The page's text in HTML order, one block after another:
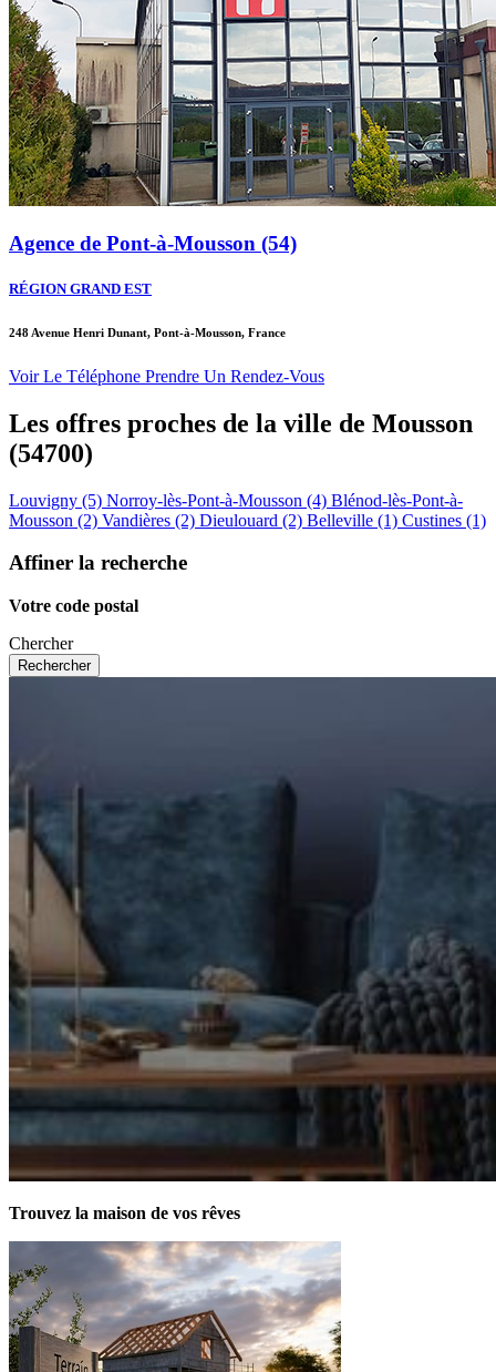
Agence de Pont-à-Mousson (54)
RÉGION GRAND EST
248 Avenue Henri Dunant, Pont-à-Mousson, France
Voir Le Téléphone Prendre Un Rendez-Vous
Les offres proches de la ville de Mousson
(54700)
Louvigny (5) Norroy-lès-Pont-à-Mousson (4) Blénod-lès-Pont-à-
Mousson (2) Vandières (2) Dieulouard (2) Belleville (1) Custines (1)
Affiner la recherche
Votre code postal
Chercher
Trouvez la maison de vos rêves